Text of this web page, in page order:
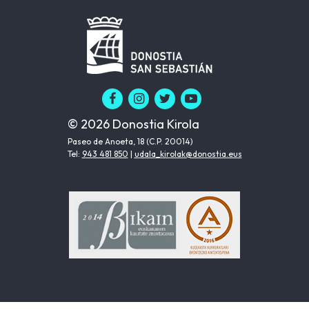
© 2026 Donostia Kirola
Paseo de Anoeta, 18 (C.P. 20014)
Tel: 943 481 850 | udala_kirolak@donostia.eus